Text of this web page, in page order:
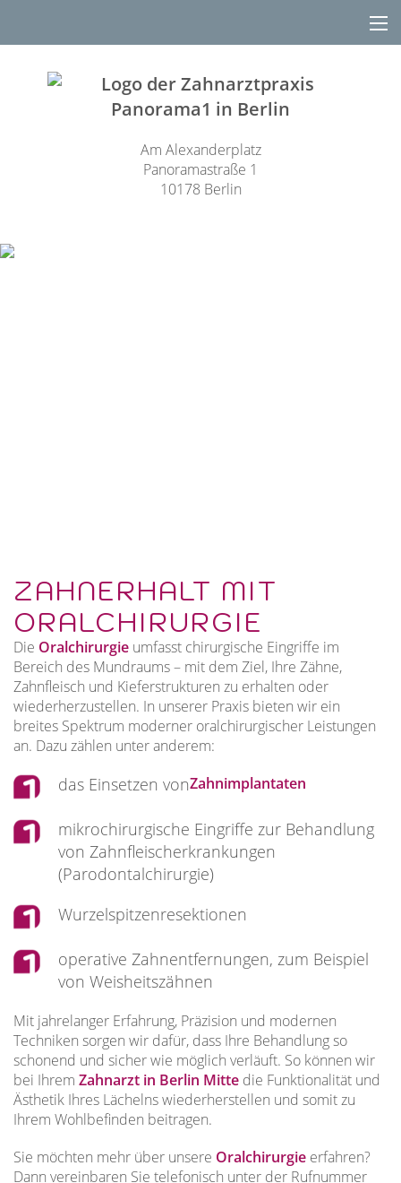
Am Alexanderplatz
Panoramastraße 1
10178 Berlin
ZAHNERHALT MIT
ORALCHIRURGIE
Die Oralchirurgie umfasst chirurgische Eingriffe im
Bereich des Mundraums – mit dem Ziel, Ihre Zähne,
Zahnfleisch und Kieferstrukturen zu erhalten oder
wiederherzustellen. In unserer Praxis bieten wir ein
breites Spektrum moderner oralchirurgischer Leistungen
an. Dazu zählen unter anderem:
das Einsetzen vonZahnimplantaten
mikrochirurgische Eingriffe zur Behandlung
von Zahnfleischerkrankungen
(Parodontalchirurgie)
Wurzelspitzenresektionen
operative Zahnentfernungen, zum Beispiel
von Weisheitszähnen
Mit jahrelanger Erfahrung, Präzision und modernen
Techniken sorgen wir dafür, dass Ihre Behandlung so
schonend und sicher wie möglich verläuft. So können wir
bei Ihrem Zahnarzt in Berlin Mitte die Funktionalität und
Ästhetik Ihres Lächelns wiederherstellen und somit zu
Ihrem Wohlbefinden beitragen.
Sie möchten mehr über unsere Oralchirurgie erfahren?
Dann vereinbaren Sie telefonisch unter der Rufnummer